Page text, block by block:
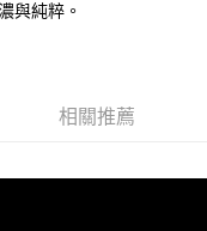
與純粹。
相關推薦